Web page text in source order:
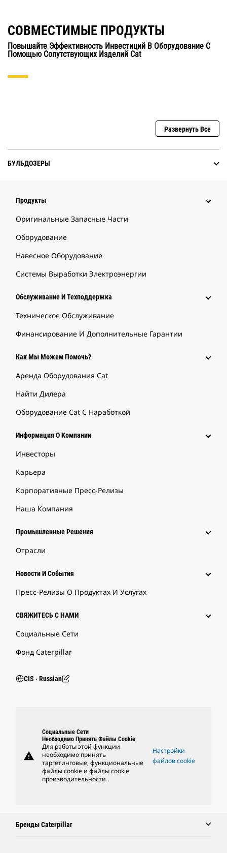
СОВМЕСТИМЫЕ ПРОДУКТЫ
Повышайте Эффективность Инвестиций В Оборудование С
Помощью Сопутствующих Изделий Cat
Развернуть Все
БУЛЬДОЗЕРЫ
Продукты
Оригинальные Запасные Части
Оборудование
Навесное Оборудование
Системы Выработки Электроэнергии
Обслуживание И Техподдержка
Техническое Обслуживание
Финансирование И Дополнительные Гарантии
Как Мы Можем Помочь?
Аренда Оборудования Cat
Найти Дилера
Оборудование Cat С Наработкой
Информация О Компании
Инвесторы
Карьера
Корпоративные Пресс-Релизы
Наша Компания
Промышленные Решения
Отрасли
Новости И События
Пресс-Релизы О Продуктах И Услугах
СВЯЖИТЕСЬ С НАМИ
Социальные Сети
Фонд Caterpillar
CIS ‧ Russian
warning
Социальные Сети
Необходимо Принять Файлы Cookie
Для работы этой функции
необходимо принять
таргетинговые, функциональные
файлы cookie и файлы cookie
производительности.
Настройки
файлов cookie
Бренды Caterpillar